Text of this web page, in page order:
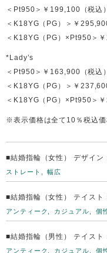
＜Pt950＞￥199,100（税込
＜K18YG（PG）＞￥
＜K18YG（PG）×Pt950＞
*Lady’s
＜Pt950＞￥163,900（税込
＜K18YG（PG）＞￥
＜K18YG（PG）×Pt950＞
※表示価格は全て10％税込価
■結婚指輪（女性） デザイン
ストレート 幅広
■結婚指輪（女性） テイスト
アンティーク カジュアル 個
■結婚指輪（男性） テイスト
アンティーク カジュアル 個